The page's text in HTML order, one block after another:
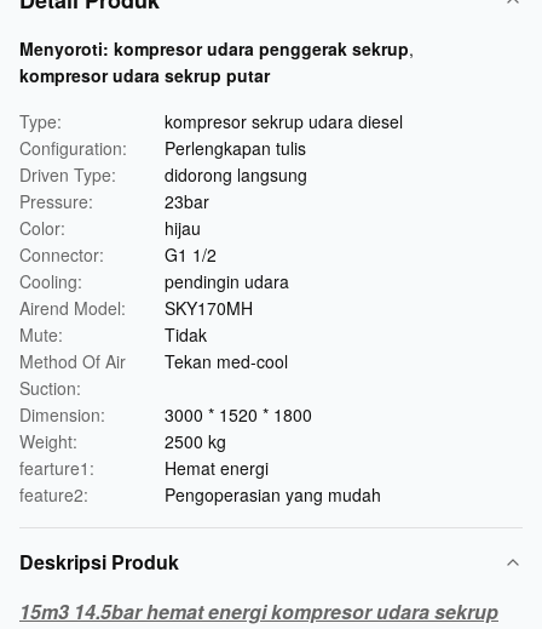
Menyoroti: kompresor udara penggerak sekrup,
kompresor udara sekrup putar
Type:
kompresor sekrup udara diesel
Configuration:
Perlengkapan tulis
Driven Type:
didorong langsung
Pressure:
23bar
Color:
hijau
Connector:
G1 1/2
Cooling:
pendingin udara
Airend Model:
SKY170MH
Mute:
Tidak
Method Of Air
Suction:
Tekan med-cool
Dimension:
3000 * 1520 * 1800
Weight:
2500 kg
fearture1:
Hemat energi
feature2:
Pengoperasian yang mudah
Deskripsi Produk
15m3 14.5bar hemat energi kompresor udara sekrup